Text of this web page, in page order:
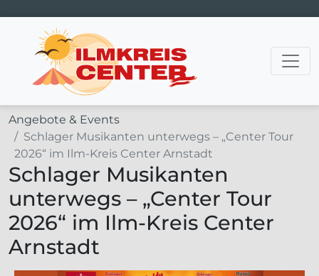
Hauptnavigation
Angebote & Events
Schlager Musikanten unterwegs – „Center Tour
2026“ im Ilm-Kreis Center Arnstadt
Schlager Musikanten
unterwegs – „Center Tour
2026“ im Ilm-Kreis Center
Arnstadt